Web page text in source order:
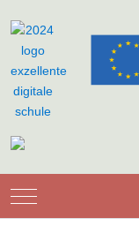
Mobile Menu Toggle